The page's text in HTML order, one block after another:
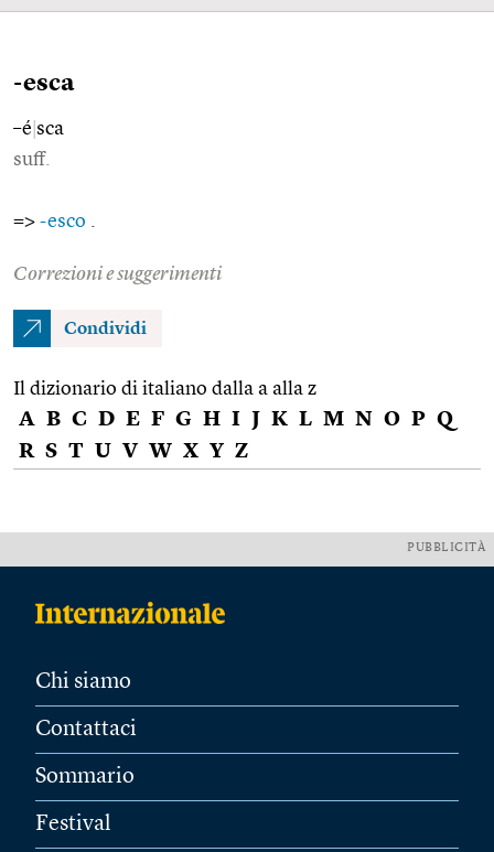
-esca
–é sca
suff.
=> -esco
Correzioni e suggerimenti
Condividi
Il dizionario di italiano dalla a alla z
A B C D E F G H I J K L M N O P Q
R S T U V W X Y Z
PUBBLICITÀ
Chi siamo
Contattaci
Sommario
Festival